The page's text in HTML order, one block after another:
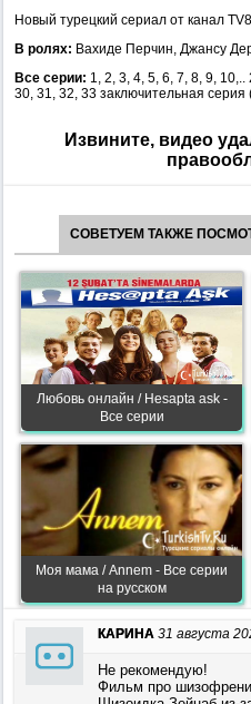
Новый турецкий сериал от канал TV8
В ролях: Вахиде Перчин, Джансу
Все серии: 1, 2, 3, 4, 5, 6, 7, 8, 9,
30, 31, 32, 33 заключительная серия
Извините, видео
СОВЕТУЕМ ТАКЖЕ
Любовь онлайн / Hesapta ask -
Все серии
Моя мама / Annem - Все серии
на русском
КАРИНА 31 августа
Не рекомендую!
Фильм про